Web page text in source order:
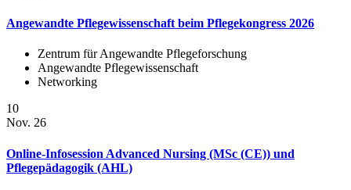
Angewandte Pflegewissenschaft beim Pflegekongress 2026
Zentrum für Angewandte Pflegeforschung
Angewandte Pflegewissenschaft
Networking
10
Nov. 26
Online-Infosession Advanced Nursing (MSc (CE)) und
Pflegepädagogik (AHL)